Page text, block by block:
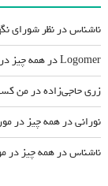
ناشناسدرنظر شورای
Logomerدرهمه چیز
زری حاجی‌زادهدرمن
نورانیدرهمه چیز در
ناشناسدرهمه چیز در